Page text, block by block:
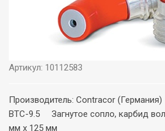
Артикул: 10112583
Производитель: Contracor (Германия)
BTC-9.5 Загнутое сопло, карбид
мм x 125 мм